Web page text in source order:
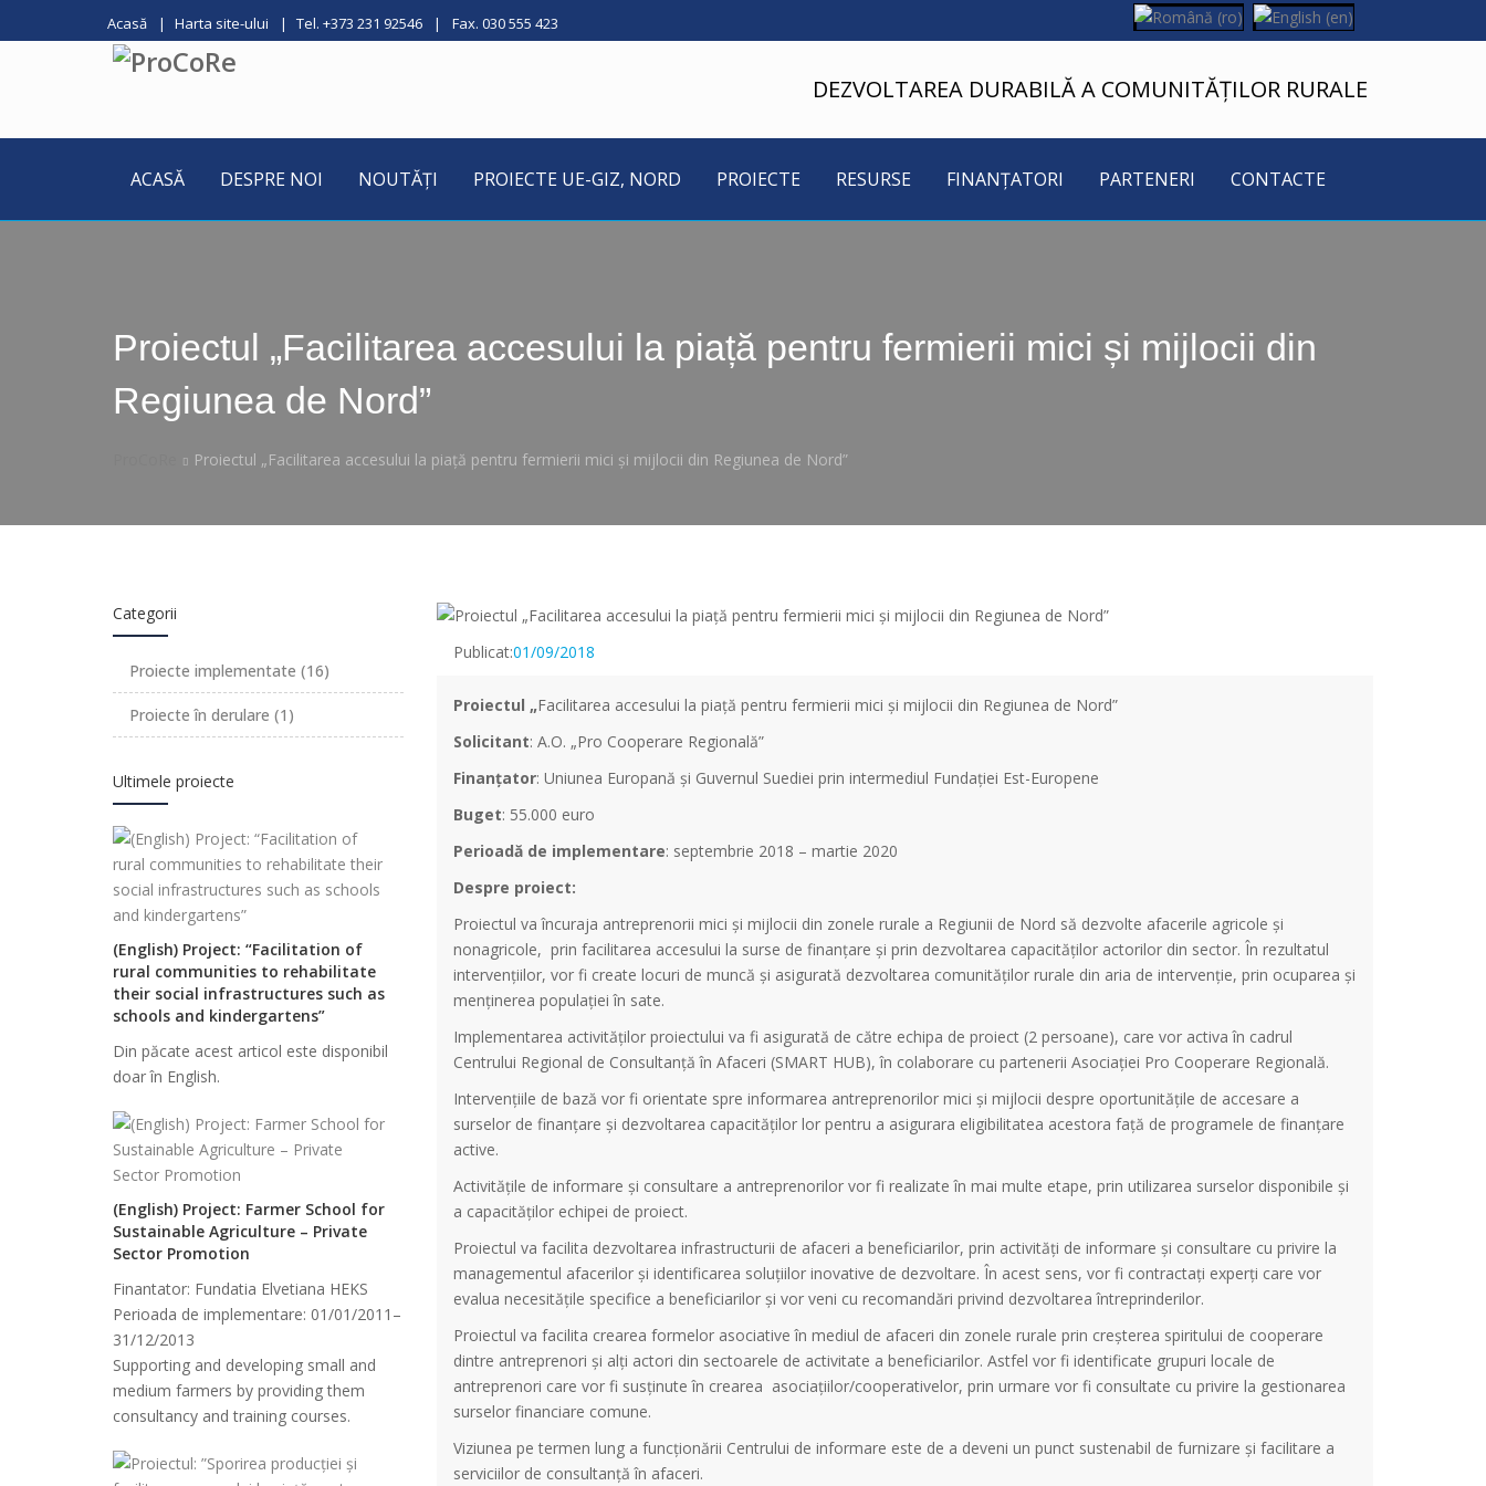
Acasă Harta site-ului Tel. +373 231 92546 Fax. 030 555 423
DEZVOLTAREA DURABILĂ A COMUNITĂȚILOR RURALE
ACASĂ DESPRE NOI NOUTĂȚI PROIECTE UE-GIZ, NORD PROIECTE RESURSE FINANȚATORI PARTENERI CONTACTE
Proiectul „Facilitarea accesului la piață pentru fermierii mici și mijlocii din
Regiunea de Nord”
Proiectul „Facilitarea accesului la piață pentru fermierii mici și mijlocii din Regiunea de Nord”
Categorii
Proiecte implementate (16)
Proiecte în derulare (1)
Ultimele proiecte
(English) Project: “Facilitation of
rural communities to rehabilitate
their social infrastructures such as
schools and kindergartens”
Din păcate acest articol este disponibil
doar în English.
(English) Project: Farmer School for
Sustainable Agriculture – Private
Sector Promotion
Finantator: Fundatia Elvetiana HEKS
Perioada de implementare: 01/01/2011–
31/12/2013
Supporting and developing small and
medium farmers by providing them
consultancy and training courses.
Publicat:01/09/2018
Proiectul „Facilitarea accesului la piață pentru fermierii mici și mijlocii din Regiunea de Nord”
Solicitant: A.O. „Pro Cooperare Regională”
Finanțator: Uniunea Europană şi Guvernul Suediei prin intermediul Fundației Est-Europene
Buget: 55.000 euro
Perioadă de implementare: septembrie 2018 – martie 2020
Despre proiect:
Proiectul va încuraja antreprenorii mici și mijlocii din zonele rurale a Regiunii de Nord să dezvolte afacerile agricole și
nonagricole, prin facilitarea accesului la surse de finanțare și prin dezvoltarea capacităților actorilor din sector. În rezultatul
intervențiilor, vor fi create locuri de muncă și asigurată dezvoltarea comunităților rurale din aria de intervenție, prin ocuparea și
menținerea populației în sate.
Implementarea activităților proiectului va fi asigurată de către echipa de proiect (2 persoane), care vor activa în cadrul
Centrului Regional de Consultanță în Afaceri (SMART HUB), în colaborare cu partenerii Asociației Pro Cooperare Regională.
Intervențiile de bază vor fi orientate spre informarea antreprenorilor mici și mijlocii despre oportunitățile de accesare a
surselor de finanțare și dezvoltarea capacităților lor pentru a asigurara eligibilitatea acestora față de programele de finanţare
active.
Activitățile de informare și consultare a antreprenorilor vor fi realizate în mai multe etape, prin utilizarea surselor disponibile și
a capacităților echipei de proiect.
Proiectul va facilita dezvoltarea infrastructurii de afaceri a beneficiarilor, prin activități de informare și consultare cu privire la
managementul afacerilor și identificarea soluțiilor inovative de dezvoltare. În acest sens, vor fi contractați experți care vor
evalua necesitățile specifice a beneficiarilor și vor veni cu recomandări privind dezvoltarea întreprinderilor.
Proiectul va facilita crearea formelor asociative în mediul de afaceri din zonele rurale prin creșterea spiritului de cooperare
dintre antreprenori și alți actori din sectoarele de activitate a beneficiarilor. Astfel vor fi identificate grupuri locale de
antreprenori care vor fi susținute în crearea asociațiilor/cooperativelor, prin urmare vor fi consultate cu privire la gestionarea
surselor financiare comune.
Viziunea pe termen lung a funcționării Centrului de informare este de a deveni un punct sustenabil de furnizare și facilitare a
serviciilor de consultanță în afaceri.